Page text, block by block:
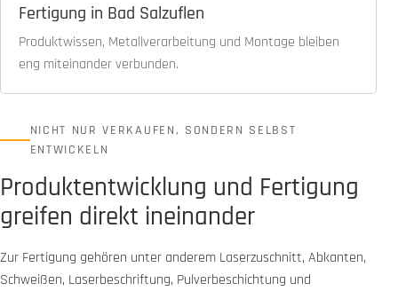
Fertigung in Bad Salzuflen
Produktwissen, Metallverarbeitung und Montage bleiben
eng miteinander verbunden.
NICHT NUR VERKAUFEN, SONDERN SELBST
ENTWICKELN
Produktentwicklung und Fertigung
greifen direkt ineinander
Zur Fertigung gehören unter anderem Laserzuschnitt, Abkanten,
Schweißen, Laserbeschriftung, Pulverbeschichtung und